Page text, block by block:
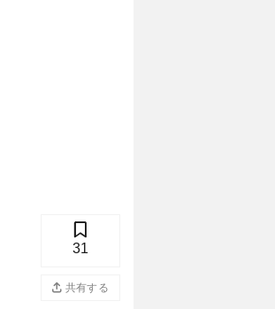
31
共有する